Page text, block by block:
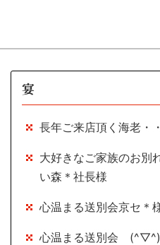
宴
長年ご来店頂く海老・
大好きなご家族のお別
い森＊社長様
心温まる送別会京セ＊
心温まる送別会